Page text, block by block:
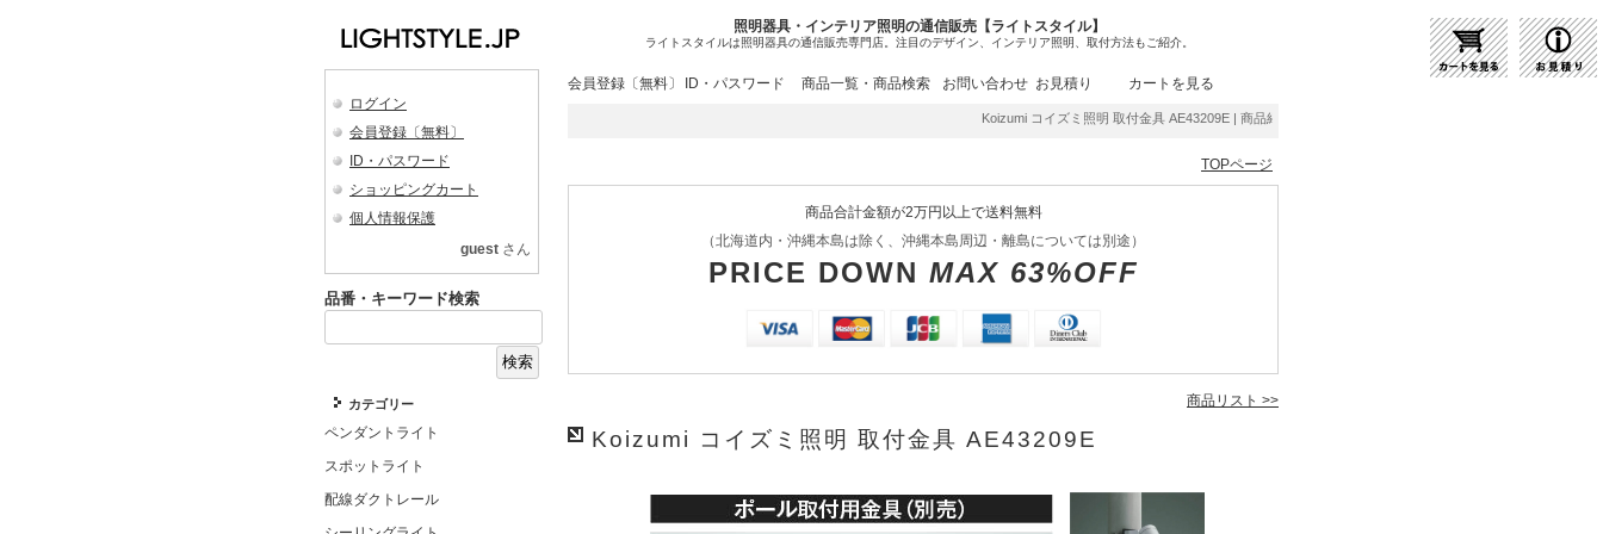
照明器具・インテリア照明の通信販売【ライトスタイル】
ライトスタイルは照明器具の通信販売専門店。注目のデザイン、インテリア照明、取付方法もご紹介。
ログイン
会員登録〔無料〕
ID・パスワード
ショッピングカート
個人情報保護
guest さん
品番・キーワード検索
カテゴリー
ペンダントライト
スポットライト
配線ダクトレール
会員登録〔無料〕 ID・パスワード 商品一覧・商品検索 お問い合わせ お見積り カートを見る
Koizumi コイズミ照明 取付金具 AE43209E | 商品紹介 | 照明器具の通販・インテリア照明の通信販売【ライト
TOPページ
商品合計金額が2万円以上で送料無料
（北海道内・沖縄本島は除く、沖縄本島周辺・離島については別途）
PRICE DOWN MAX 63%OFF
商品リスト >>
Koizumi コイズミ照明 取付金具 AE43209E